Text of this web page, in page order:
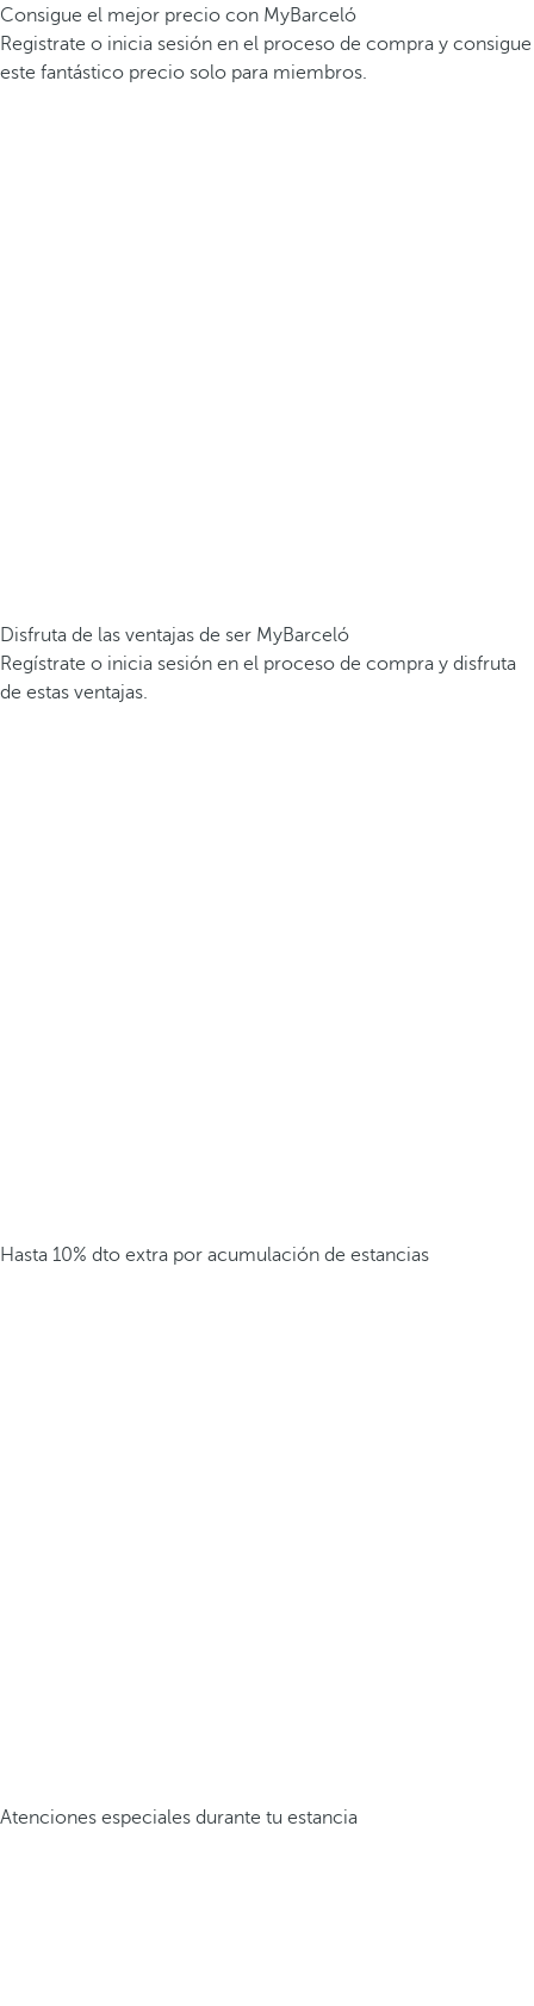
Consigue el mejor precio con MyBarceló
Registrate o inicia sesión en el proceso de compra y consigue
este fantástico precio solo para miembros.
Disfruta de las ventajas de ser MyBarceló
Regístrate o inicia sesión en el proceso de compra y disfruta
de estas ventajas.
Hasta 10% dto extra por acumulación de estancias
Atenciones especiales durante tu estancia